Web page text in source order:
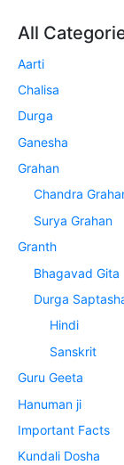
All
Aarti
Chalisa
Durga
Ganesha
Grahan
Chandra
Surya Grahan
Granth
Bhagavad Gita
Durga
Hindi
Sanskrit
Guru Geeta
Hanuman ji
Important Facts
Kundali Dosha